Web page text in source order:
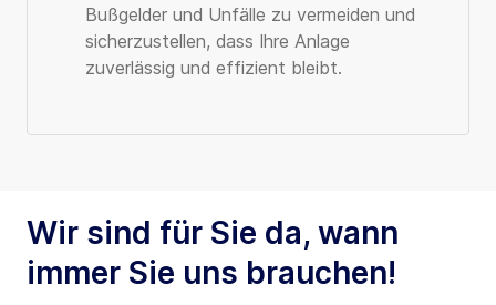
Bußgelder und Unfälle zu vermeiden und
sicherzustellen, dass Ihre Anlage
zuverlässig und effizient bleibt.
Wir sind für Sie da, wann
immer Sie uns brauchen!